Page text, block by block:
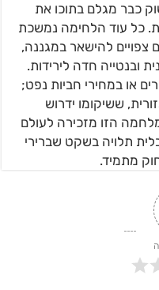
כבר מגלם בתוכו את
כל עוד הלחימה נמשכת
צפויים להישאר במגננה,
ובנטייה חדה לירידות.
או במחירי חביות נפט;
ששיקומו ידרוש
הזו מזכירה לעולם
תלויה בשקט שברירי
מתמיד.